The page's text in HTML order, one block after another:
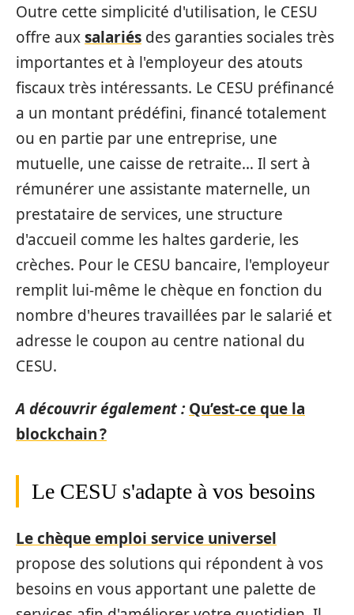
Outre cette simplicité d'utilisation, le CESU
offre auxsalariés des garanties sociales très
importantes et à l'employeur des atouts
fiscaux très intéressants. Le CESU préfinancé
a un montant prédéfini, financé totalement
ou en partie par une entreprise, une
mutuelle, une caisse de retraite… Il sert à
rémunérer une assistante maternelle, un
prestataire de services, une structure
d'accueil comme les haltes garderie, les
crèches. Pour le CESU bancaire, l'employeur
remplit lui-même le chèque en fonction du
nombre d'heures travaillées par le salarié et
adresse le coupon au centre national du
CESU.
A découvrir également : Qu’est-ce que la
blockchain ?
Le CESU s'adapte à vos besoins
Le chèque emploi service universel
propose des solutions qui répondent à vos
besoins en vous apportant une palette de